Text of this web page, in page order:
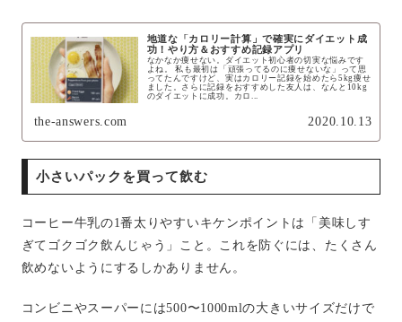
地道な「カロリー計算」で確実にダイエット成
功！やり方＆おすすめ記録アプリ
なかなか痩せない。ダイエット初心者の切実な悩みです
よね。 私も最初は「頑張ってるのに痩せないな」って思
ってたんですけど、実はカロリー記録を始めたら5kg痩せ
ました。さらに記録をおすすめした友人は、なんと10kg
のダイエットに成功。カロ...
the-answers.com 2020.10.13
小さいパックを買って飲む
コーヒー牛乳の1番太りやすいキケンポイントは「美味しす
ぎてゴクゴク飲んじゃう」こと。これを防ぐには、たくさん
飲めないようにするしかありません。
コンビニやスーパーには500〜1000mlの大きいサイズだけで